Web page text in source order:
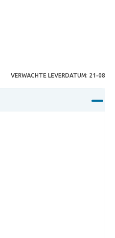
VERWACHTE LEVERDATUM: 21-08